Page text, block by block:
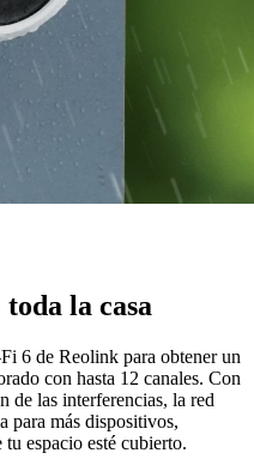
la casa
6 de Reolink para obtener un
con hasta 12 canales. Con
de las interferencias, la red
para más dispositivos,
espacio esté cubierto.